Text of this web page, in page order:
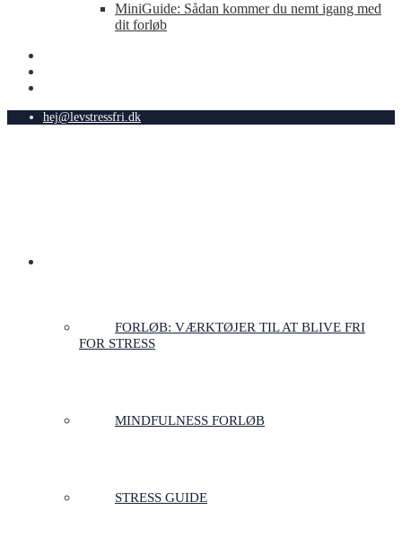
MiniGuide: Sådan kommer du nemt igang med
dit forløb
hej@levstressfri.dk
FORLØB: VÆRKTØJER TIL AT BLIVE FRI
FOR STRESS
MINDFULNESS FORLØB
STRESS GUIDE